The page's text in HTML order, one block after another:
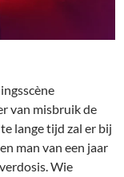
van misbruik de
lange tijd zal er bij
man van een jaar
Wie